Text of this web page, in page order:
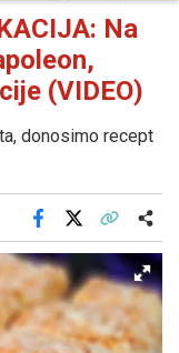
Na
(VIDEO)
donosimo recept
Facebook